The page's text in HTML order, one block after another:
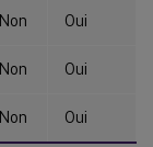
Non Oui
Non Oui
Non Oui